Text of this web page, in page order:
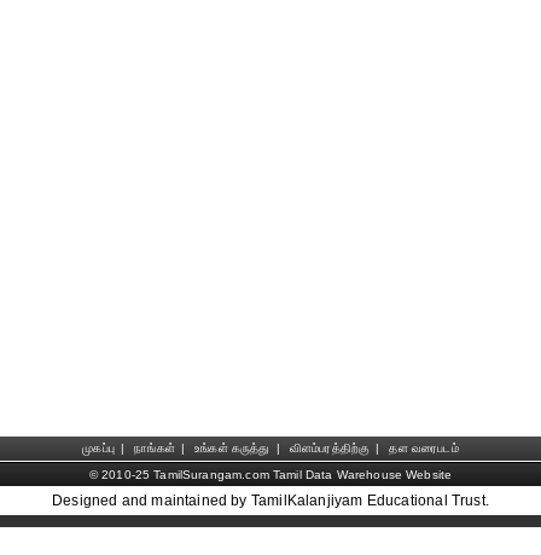
முகப்பு | நாங்கள் | உங்கள் கருத்து | விளம்பரத்திற்கு |
தள வரைபடம்
© 2010-25 TamilSurangam.com Tamil Data Warehouse Website
Designed and maintained by TamilKalanjiyam Educational Trust.